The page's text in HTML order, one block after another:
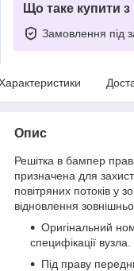
Що таке купити
Замовлення під
Опис
Решітка в бампер
призначена для
повітряних потоків у
відновлення
Оригінальний
специфікації вузла.
Під праву